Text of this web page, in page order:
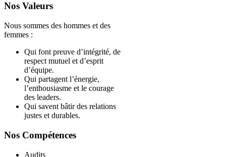
Nos Valeurs
Nous sommes des hommes et des
femmes :
Qui font preuve d’intégrité, de
respect mutuel et d’esprit
d’équipe.
Qui partagent l’énergie,
l’enthousiasme et le courage
des leaders.
Qui savent bâtir des relations
justes et durables.
Nos Compétences
Audits